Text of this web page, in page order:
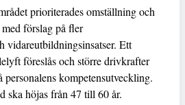
prioriterades omställning och
förslag på fler
vidareutbildningsinsatser. Ett
föreslås och större drivkrafter
personalens kompetensutveckling.
ska höjas från 47 till 60 år.